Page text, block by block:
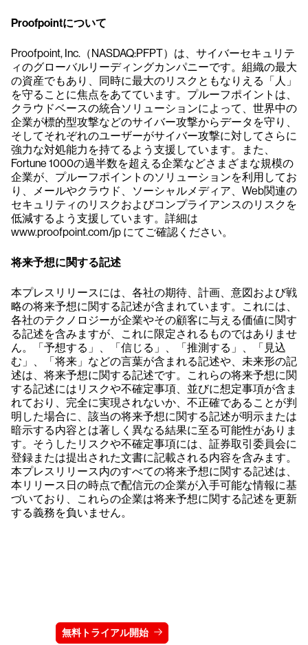
Proofpointについて
Proofpoint, Inc.（NASDAQ:PFPT）は、サイバーセキュリテ
ィのグローバルリーディングカンパニーです。組織の最大
の資産でもあり、同時に最大のリスクともなりえる「人」
を守ることに焦点をあてています。プルーフポイントは、
クラウドベースの統合ソリューションによって、世界中の
企業が標的型攻撃などのサイバー攻撃からデータを守り、
そしてそれぞれのユーザーがサイバー攻撃に対してさらに
強力な対処能力を持てるよう支援しています。また、
Fortune 1000の過半数を超える企業などさまざまな規模の
企業が、プルーフポイントのソリューションを利用してお
り、メールやクラウド、ソーシャルメディア、Web関連の
セキュリティのリスクおよびコンプライアンスのリスクを
低減するよう支援しています。詳細は
www.proofpoint.com/jp にてご確認ください。
将来予想に関する記述
本プレスリリースには、各社の期待、計画、意図および戦
略の将来予想に関する記述が含まれています。これには、
各社のテクノロジーが企業やその顧客に与える価値に関す
る記述を含みますが、これに限定されるものではありませ
ん。「予想する」、「信じる」、「推測する」、「見込
む」、「将来」などの言葉が含まれる記述や、未来形の記
述は、将来予想に関する記述です。これらの将来予想に関
する記述にはリスクや不確定事項、並びに想定事項が含ま
れており、完全に実現されないか、不正確であることが判
明した場合に、該当の将来予想に関する記述が明示または
暗示する内容とは著しく異なる結果に至る可能性がありま
す。そうしたリスクや不確定事項には、証券取引委員会に
登録または提出された文書に記載される内容を含みます。
本プレスリリース内のすべての将来予想に関する記述は、
本リリース日の時点で配信元の企業が入手可能な情報に基
づいており、これらの企業は将来予想に関する記述を更新
する義務を負いません。
無料トライアル開始